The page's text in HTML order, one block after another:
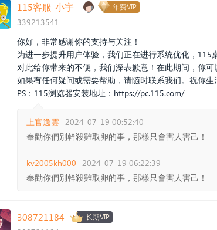
115客服-小宇 年费VIP
339213541
你好，非常感谢你的支持与关注！
为进一步提升用户体验，我们正在进行系统优化，115
对此给你带来的不便，我们深表歉意！在此期间，你可
如果有任何疑问或需要帮助，请随时联系我们。祝你生
PS：115浏览器安装地址： https://pc.115.com/
上官逸雲 2024-07-19 00:52:40
奉勸你們別幹殺雞取卵的事，那樣只會害人害己！
kv2005kh000 2024-07-19 06:22:39
奉勸你們別幹殺雞取卵的事，那樣只會害人害己！
308721184 长期VIP